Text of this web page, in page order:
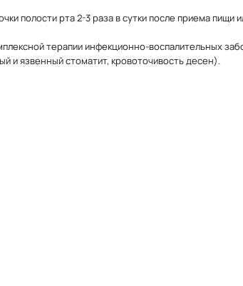
полости рта 2-3 раза в сутки после приема пищи
терапии инфекционно-воспалительных
и язвенный стоматит, кровоточивость десен).